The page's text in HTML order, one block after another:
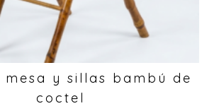
y sillas bambú de
coctel